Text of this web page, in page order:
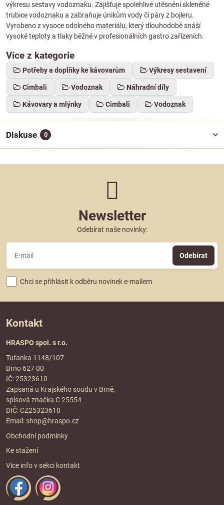
výkresu sestavy vodoznaku. Zajišťuje spolehlivé utěsnění skleněné
trubice vodoznaku a zabraňuje únikům vody či páry z bojleru.
Vyrobeno z vysoce odolného materiálu, který dlouhodobě snáší
vysoké teploty a tlaky běžné v profesionálních gastro zařízeních.
Více z kategorie
Potřeby a doplňky ke kávovarům Výkresy sestavení
Cimbali Vodoznak Náhradní díly
Kávovary a mlýnky Cimbali Vodoznak
Diskuse 0
Newsletter
Odebírat naše novinky:
Odebírat
Chci se přihlásit k odběru novinek e-mailem
Kontakt
HRASPO spol. s r.o.
Tuřanka 1148/107
Brno 627 00
IČ: 25323610
Zapsaná u Krajského soudu v Brně,
spisová značka C 25554
DIČ: CZ25323610
Email: shop@hraspo.cz
Obchodní podmínky
Ke stažení
Více info v sekci kontakt